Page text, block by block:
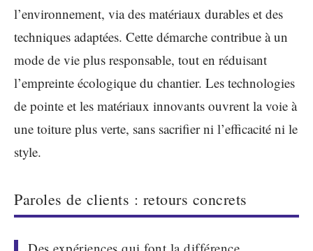
l’environnement, via des matériaux durables et des
techniques adaptées. Cette démarche contribue à un
mode de vie plus responsable, tout en réduisant
l’empreinte écologique du chantier. Les technologies
de pointe et les matériaux innovants ouvrent la voie à
une toiture plus verte, sans sacrifier ni l’efficacité ni le
style.
Paroles de clients : retours concrets